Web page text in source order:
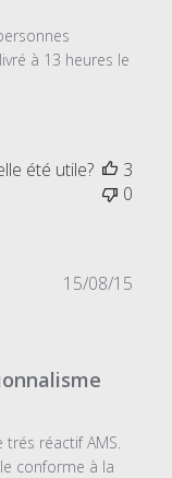
à 13 heures le
été utile?
3
0
réactif AMS.
conforme à la
15/08/15